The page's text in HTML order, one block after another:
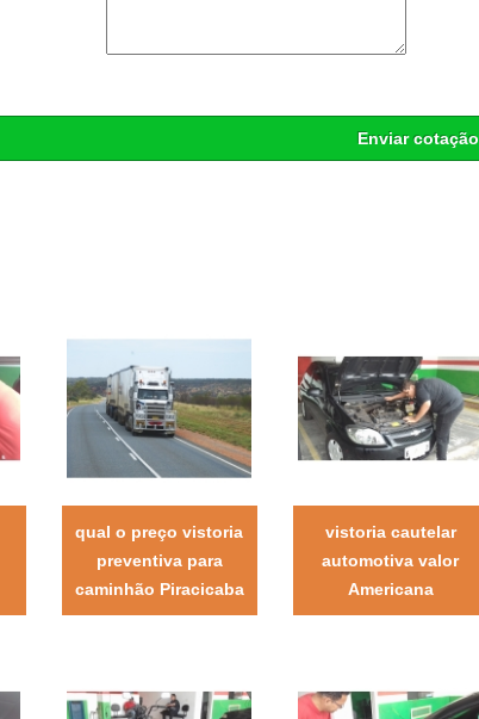
Enviar cotação
qual o preço vistoria
preventiva para
caminhão Piracicaba
vistoria cautelar
automotiva valor
Americana